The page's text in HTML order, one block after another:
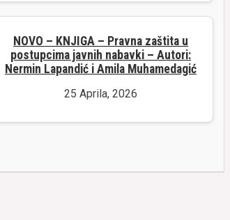
NOVO – KNJIGA – Pravna zaštita u
postupcima javnih nabavki – Autori:
Nermin Lapandić i Amila Muhamedagić
25 Aprila, 2026